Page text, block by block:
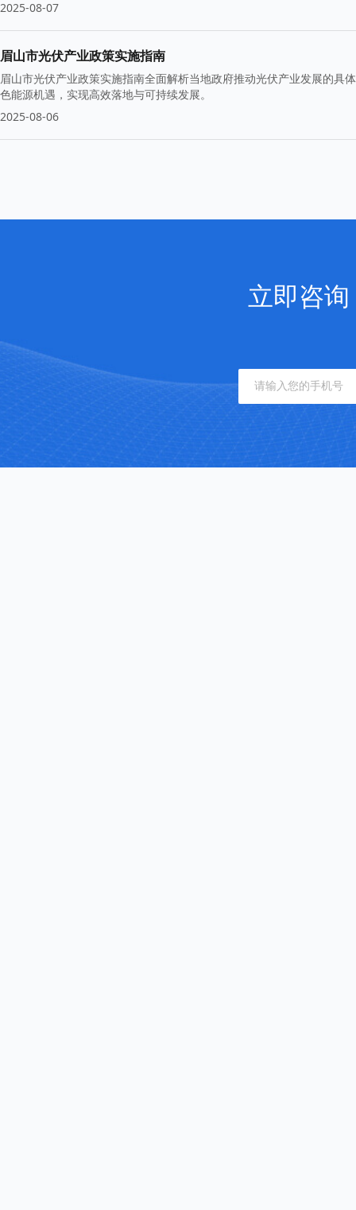
2025-08-07
眉山市光伏产业政策实施指南
眉山市光伏产业政策实施指南全面解析当地政府推动光伏产业发展的具
色能源机遇，实现高效落地与可持续发展。
2025-08-06
立即咨